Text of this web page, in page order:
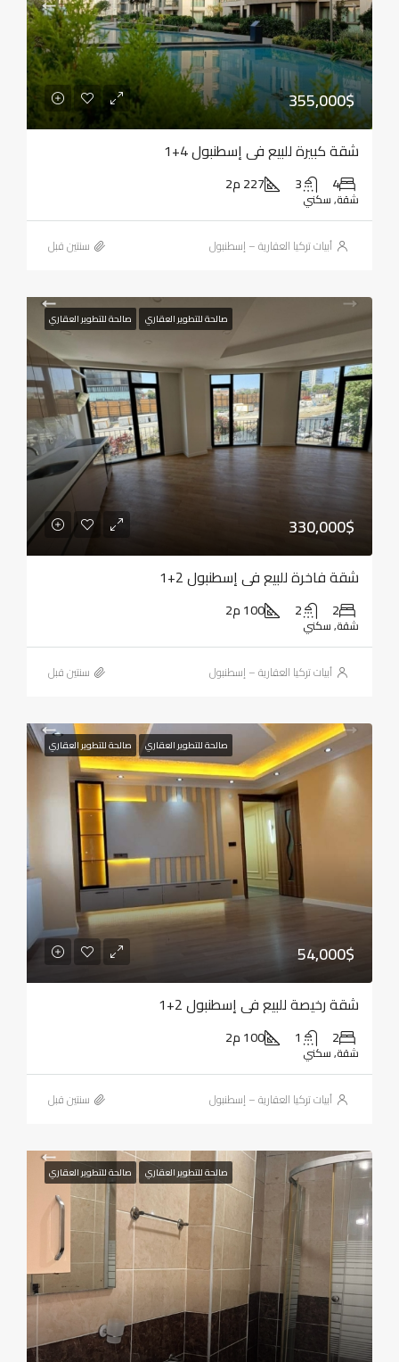
355,000$
شقة كبيرة للبيع في إسطنبول 4+1
4
3 227 م2
شقة, سكني
أبيات تركيا العقارية – إسطنبول ‏سنتين قبل
صالحة للتطوير العقاري صالحة للتطوير العقاري
330,000$
شقة فاخرة للبيع في إسطنبول 2+1
2
2 100 م2
شقة, سكني
أبيات تركيا العقارية – إسطنبول ‏سنتين قبل
صالحة للتطوير العقاري صالحة للتطوير العقاري
54,000$
شقة رخيصة للبيع في إسطنبول 2+1
2
1 100 م2
شقة, سكني
أبيات تركيا العقارية – إسطنبول ‏سنتين قبل
صالحة للتطوير العقاري صالحة للتطوير العقاري